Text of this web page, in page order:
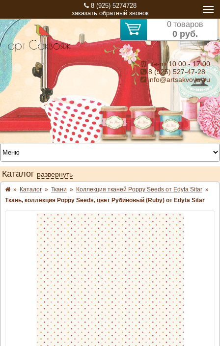
8 (925) 5274728
заказать обратный звонок
0 товаров
0 руб.
⏰ пн-пт 10:00 - 17:00
8 (925) 527-47-28
info@artsakvoyaj.ru
Каталог развернуть
» Каталог » Ткани » Коллекция тканей Poppy Seeds от Edyta Sitar »
Ткань, коллекция Poppy Seeds, цвет Рубиновый (Ruby) от Edyta Sitar